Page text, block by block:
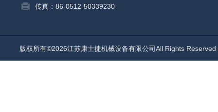
传真：86-0512-50339230
版权所有©2026江苏康士捷机械设备有限公司All Rights